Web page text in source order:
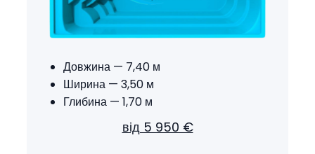
Довжина — 7,40 м
Ширина — 3,50 м
Глибина — 1,70 м
від 5 950 €